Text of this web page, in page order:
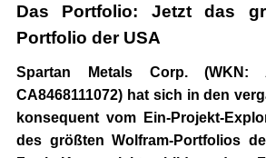
Das Portfolio: Jetzt das
Portfolio der USA
Spartan Metals Corp. (WKN:
CA8468111072) hat sich in den
konsequent vom Ein-Projekt-
des größten Wolfram-Portfolios